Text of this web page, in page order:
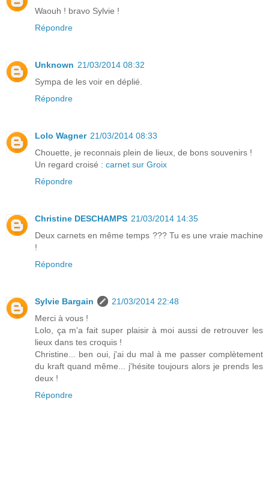
Waouh ! bravo Sylvie !
Répondre
Unknown 21/03/2014 08:32
Sympa de les voir en déplié.
Répondre
Lolo Wagner 21/03/2014 08:33
Chouette, je reconnais plein de lieux, de bons souvenirs !
Un regard croisé : carnet sur Groix
Répondre
Christine DESCHAMPS 21/03/2014 14:35
Deux carnets en même temps ??? Tu es une vraie machine
!
Répondre
Sylvie Bargain
21/03/2014 22:48
Merci à vous !
Lolo, ça m'a fait super plaisir à moi aussi de retrouver les
lieux dans tes croquis !
Christine... ben oui, j'ai du mal à me passer complètement
du kraft quand même... j'hésite toujours alors je prends les
deux !
Répondre